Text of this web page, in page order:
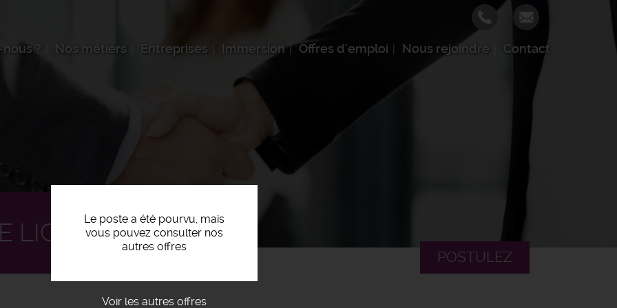
? Nos métiers Entreprises Immersion Offres d'emploi Nous rejoindre Contact
Le poste a été pourvu, mais
vous pouvez consulter nos
autres offres
Voir les autres offres
POSTULEZ
LIGNE F/H